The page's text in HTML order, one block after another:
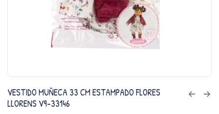
VESTIDO MUÑECA 33 CM ESTAMPADO FLORES
LLORENS V9-33146